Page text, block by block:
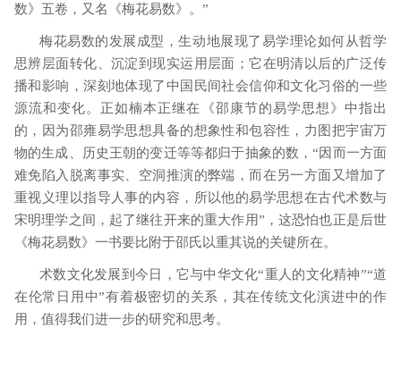
数》五卷，又名《梅花易数》。”
梅花易数的发展成型，生动地展现了易学理论如何从哲学
思辨层面转化、沉淀到现实运用层面；它在明清以后的广泛传
播和影响，深刻地体现了中国民间社会信仰和文化习俗的一些
源流和变化。正如楠本正继在《邵康节的易学思想》中指出
的，因为邵雍易学思想具备的想象性和包容性，力图把宇宙万
物的生成、历史王朝的变迁等等都归于抽象的数，“因而一方面
难免陷入脱离事实、空洞推演的弊端，而在另一方面又增加了
重视义理以指导人事的内容，所以他的易学思想在古代术数与
宋明理学之间，起了继往开来的重大作用”，这恐怕也正是后世
《梅花易数》一书要比附于邵氏以重其说的关键所在。
术数文化发展到今日，它与中华文化“重人的文化精神”“道
在伦常日用中”有着极密切的关系，其在传统文化演进中的作
用，值得我们进一步的研究和思考。